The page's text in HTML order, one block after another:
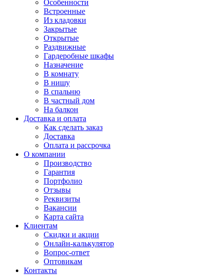
Особенности
Встроенные
Из кладовки
Закрытые
Открытые
Раздвижные
Гардеробные шкафы
Назначение
В комнату
В нишу
В спальню
В частный дом
На балкон
Доставка и оплата
Как сделать заказ
Доставка
Оплата и рассрочка
О компании
Производство
Гарантия
Портфолио
Отзывы
Реквизиты
Вакансии
Карта сайта
Клиентам
Скидки и акции
Онлайн-калькулятор
Вопрос-ответ
Оптовикам
Контакты